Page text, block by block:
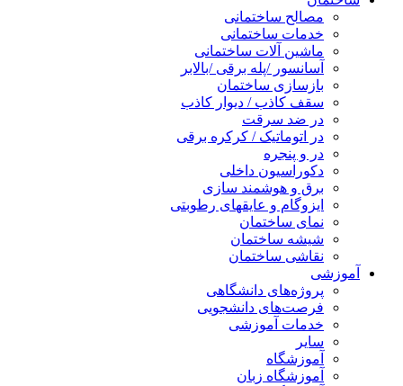
مصالح ساختمانی
خدمات ساختمانی
ماشین آلات ساختمانی
آسانسور /پله برقی /بالابر
بازسازی ساختمان
سقف کاذب / دیوار کاذب
در ضد سرقت
در اتوماتیک / کرکره برقی
در و پنجره
دکوراسیون داخلی
برق و هوشمند سازی
ایزوگام و عایقهای رطوبتی
نمای ساختمان
شیشه ساختمان
نقاشی ساختمان
آموزشی
پروژه‌های دانشگاهی
فرصت‌های دانشجویی
خدمات آموزشی
سایر
آموزشگاه
آموزشگاه زبان